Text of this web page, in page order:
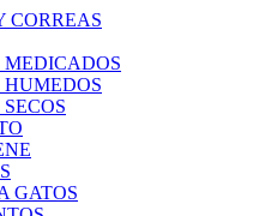
CORREAS
GATOS